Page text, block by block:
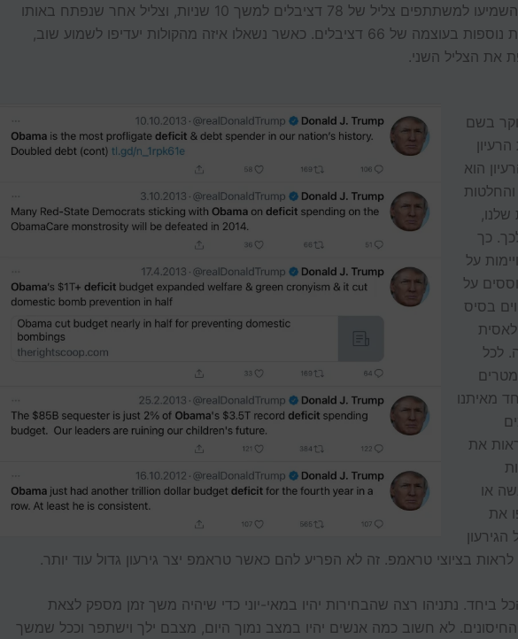
אותו דבר. בניסוי אחר השמיעו למשתתפים צליל של 78 דציבלים למשך 10 שניות, וצליל אחר שנפתח באותו
אופן אבל נמשך 8 שניות נוספות בעוצמה של 66 דציבלים. כאשר נשאלו איזה מהקולות יעדיפו לשמוע שוב,
את הצליל השני.
בשם
הוא
כך
על
על
בסיס
לכל
מאיתנו
את
או
את
לראות בציוצי טראמפ. זה לא הפריע להם כאשר טראמפ יצר גירעון גדול עוד יותר.
ביחד. נתניהו רצה שהבחירות יהיו במאי-יוני כדי שיהיה משך זמן מספק לצאת
לא חשוב כמה אנשים יהיו במצב נמוך היום, מצבם ילך וישתפר וככל שמשך